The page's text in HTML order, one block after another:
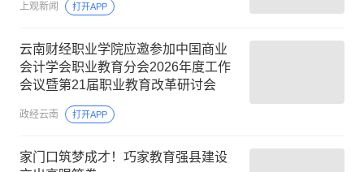
上观新闻 打开APP
云南财经职业学院应邀参加中国商业
会计学会职业教育分会2026年度工作
会议暨第21届职业教育改革研讨会
政经云南 打开APP
家门口筑梦成才！巧家教育强县建设